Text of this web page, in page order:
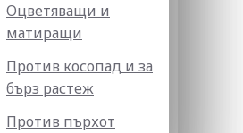
Оцветяващи и
матиращи
Против косопад и за
бърз растеж
Против пърхот